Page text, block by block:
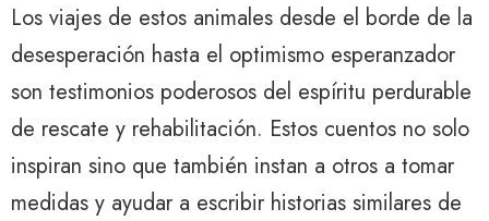
Los viajes de estos animales desde el borde de la
desesperación hasta el optimismo esperanzador
son testimonios poderosos del espíritu perdurable
de rescate y rehabilitación. Estos cuentos no solo
inspiran sino que también instan a otros a tomar
medidas y ayudar a escribir historias similares de